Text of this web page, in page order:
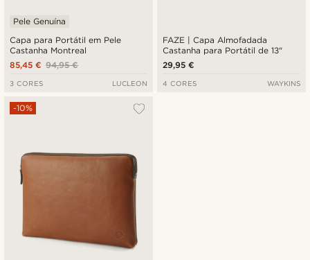
Capa para Portátil em Pele
Castanha Montreal
Pele Genuína
94,95 €
85,45 €
3 CORES LUCLEON
FAZE | Capa Almofadada
Castanha para Portátil de 13"
29,95 €
4 CORES WAYKINS
-10%